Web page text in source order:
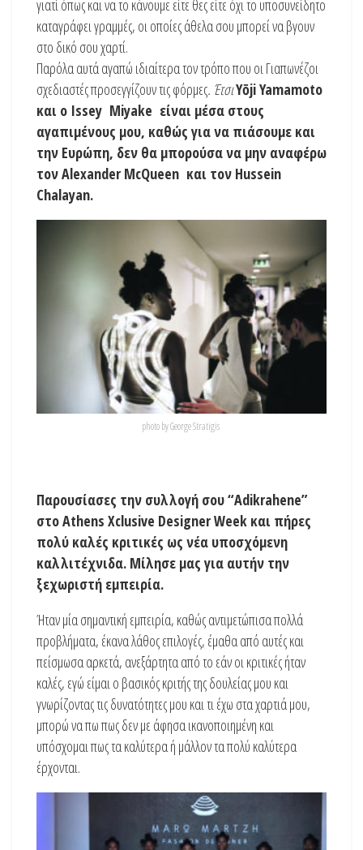
γιατί όπως και να το κάνουμε είτε θες είτε όχι το υποσυνείδητο
καταγράφει γραμμές, οι οποίες άθελα σου μπορεί να βγουν
στο δικό σου χαρτί.
Παρόλα αυτά αγαπώ ιδιαίτερα τον τρόπο που οι Γιαπωνέζοι
σχεδιαστές προσεγγίζουν τις φόρμες. ΈτσιYōji Yamamoto
και ο Ιssey Μiyake είναι μέσα στους
αγαπιμένους μου, καθώς για να πιάσουμε και
την Ευρώπη, δεν θα μπορούσα να μην αναφέρω
τον Alexander McQueen και τον Hussein
Chalayan.
photo by George Stratigis
Παρουσίασες την συλλογή σου “Adikrahene”
στο Athens Xclusive Designer Week και πήρες
πολύ καλές κριτικές ως νέα υποσχόμενη
καλλιτέχνιδα. Μίλησε μας για αυτήν την
ξεχωριστή εμπειρία.
Ήταν μία σημαντική εμπειρία, καθώς αντιμετώπισα πολλά
προβλήματα, έκανα λάθος επιλογές, έμαθα από αυτές και
πείσμωσα αρκετά, ανεξάρτητα από το εάν οι κριτικές ήταν
καλές, εγώ είμαι ο βασικός κριτής της δουλείας μου και
γνωρίζοντας τις δυνατότητες μου και τι έχω στα χαρτιά μου,
μπορώ να πω πως δεν με άφησα ικανοποιημένη και
υπόσχομαι πως τα καλύτερα ή μάλλον τα πολύ καλύτερα
έρχονται.